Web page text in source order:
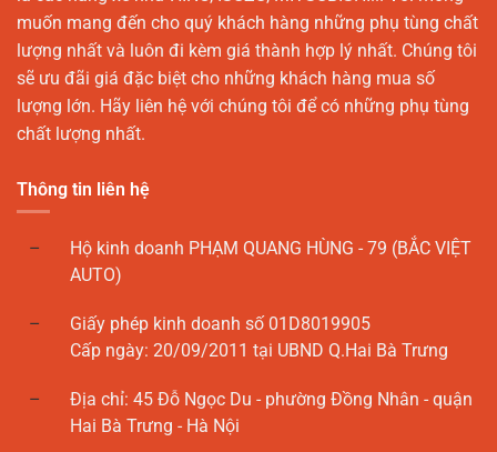
muốn mang đến cho quý khách hàng những phụ tùng chất
lượng nhất và luôn đi kèm giá thành hợp lý nhất. Chúng tôi
sẽ ưu đãi giá đặc biệt cho những khách hàng mua số
lượng lớn. Hãy liên hệ với chúng tôi để có những phụ tùng
chất lượng nhất.
Thông tin liên hệ
Hộ kinh doanh PHẠM QUANG HÙNG - 79 (BẮC VIỆT
AUTO)
Giấy phép kinh doanh số 01D8019905
Cấp ngày: 20/09/2011 tại UBND Q.Hai Bà Trưng
Địa chỉ: 45 Đỗ Ngọc Du - phường Đồng Nhân - quận
Hai Bà Trưng - Hà Nội